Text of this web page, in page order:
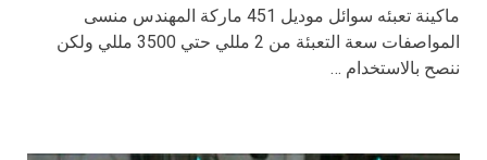
ماكينة تعبئه سوائل موديل 451 ماركة المهندس منسى
المواصفات سعة التعبئة من 2 مللي حتي 3500 مللي ولكن
ننصح بالاستخدام …